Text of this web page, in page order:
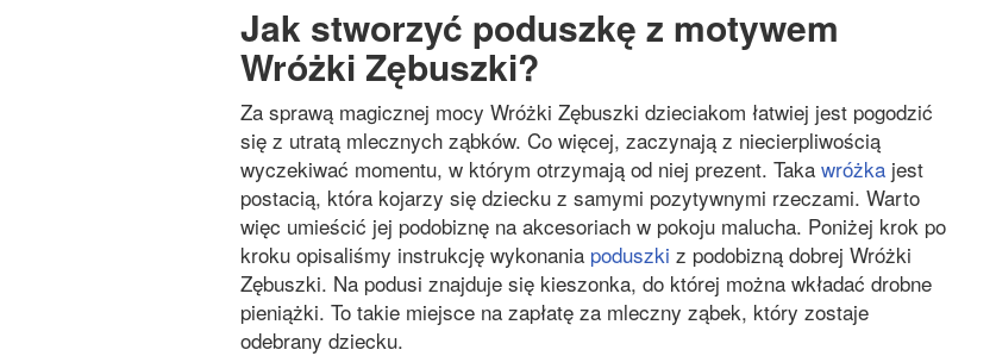
Jak stworzyć poduszkę z motywem
Wróżki Zębuszki?
Za sprawą magicznej mocy Wróżki Zębuszki dzieciakom łatwiej jest pogodzić
się z utratą mlecznych ząbków. Co więcej, zaczynają z niecierpliwością
wyczekiwać momentu, w którym otrzymają od niej prezent. Taka wróżka jest
postacią, która kojarzy się dziecku z samymi pozytywnymi rzeczami. Warto
więc umieścić jej podobiznę na akcesoriach w pokoju malucha. Poniżej krok po
kroku opisaliśmy instrukcję wykonania poduszki z podobizną dobrej Wróżki
Zębuszki. Na podusi znajduje się kieszonka, do której można wkładać drobne
pieniążki. To takie miejsce na zapłatę za mleczny ząbek, który zostaje
odebrany dziecku.